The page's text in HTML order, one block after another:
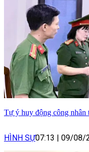
Tự ý huy động công nhân
HÌNH SỰ07:13 | 09/08/